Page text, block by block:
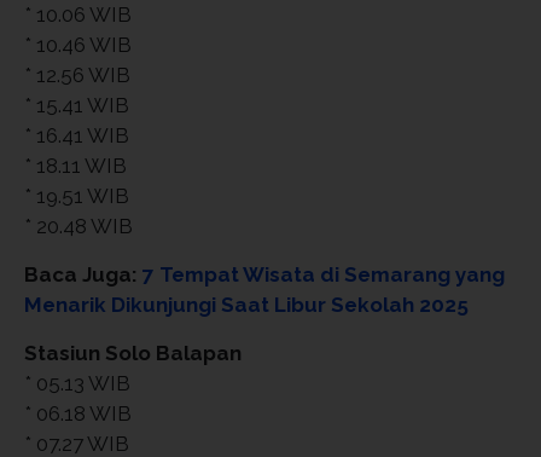
* 10.06 WIB
* 10.46 WIB
* 12.56 WIB
* 15.41 WIB
* 16.41 WIB
* 18.11 WIB
* 19.51 WIB
* 20.48 WIB
Baca Juga: 7 Tempat Wisata di Semarang yang
Menarik Dikunjungi Saat Libur Sekolah 2025
Stasiun Solo Balapan
* 05.13 WIB
* 06.18 WIB
* 07.27 WIB